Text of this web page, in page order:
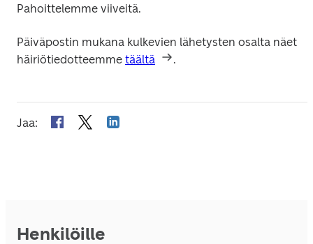
Pahoittelemme viiveitä.
Päiväpostin mukana kulkevien lähetysten osalta näet
häiriötiedotteemme täältä .
Jaa:
Henkilöille